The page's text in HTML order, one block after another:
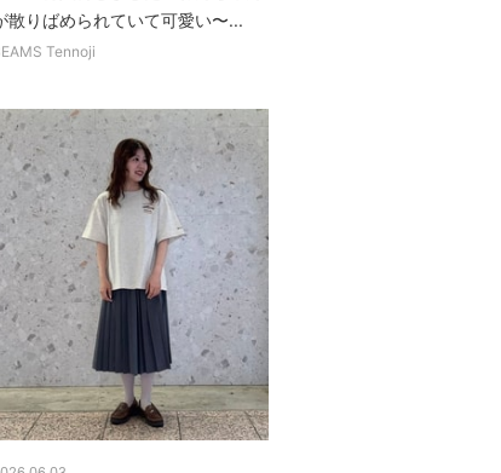
散りばめられていて可愛い〜...
Tennoji